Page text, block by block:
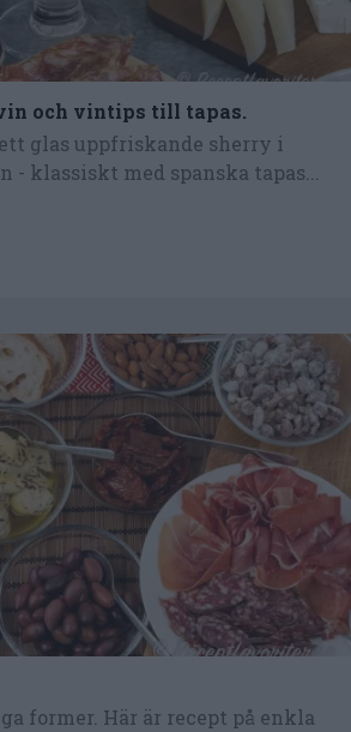
och vintips till tapas.
glas uppfriskande sherry i
- klassiskt med spanska tapas...
former. Här är recept på enkla